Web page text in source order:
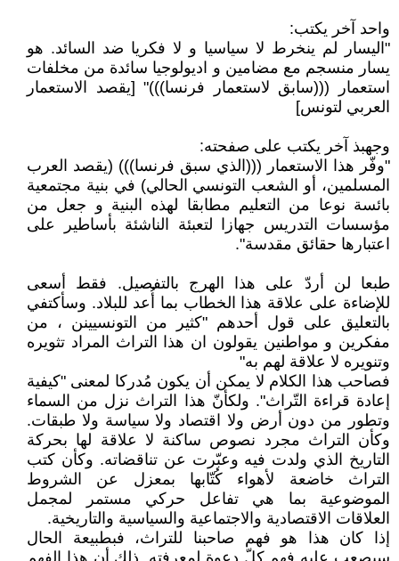
واحد آخر يكتب:
"اليسار لم ينخرط لا سياسيا و لا فكريا ضد السائد. هو
يسار منسجم مع مضامين و اديولوجيا سائدة من مخلفات
استعمار (((سابق لاستعمار فرنسا)))" [يقصد الاستعمار
العربي لتونس]
وجهبذ آخر يكتب على صفحته:
"وفّر هذا الاستعمار (((الذي سبق فرنسا))) (يقصد العرب
المسلمين، أو الشعب التونسي الحالي) في بنية مجتمعية
بائسة نوعا من التعليم مطابقا لهذه البنية و جعل من
مؤسسات التدريس جهازا لتعبئة الناشئة بأساطير على
اعتبارها حقائق مقدسة".
طبعا لن أردّ على هذا الهرج بالتفصيل. فقط أسعى
للإضاءة على علاقة هذا الخطاب بما أُعد للبلاد. وسأكتفي
بالتعليق على قول أحدهم "كثير من التونسيينن ، من
مفكرين و مواطنين يقولون ان هذا التراث المراد تثويره
وتنويره لا علاقة لهم به"
فصاحب هذا الكلام لا يمكن أن يكون مُدركا لمعنى "كيفية
إعادة قراءة التّراث". ولكأنّ هذا التراث نزل من السماء
وتطور من دون أرض ولا اقتصاد ولا سياسة ولا طبقات.
وكأن التراث مجرد نصوص ساكنة لا علاقة لها بحركة
التاريخ الذي ولدت فيه وعبّرت عن تناقضاته. وكأن كتب
التراث خاضعة لأهواء كُتّابها بمعزل عن الشروط
الموضوعية بما هي تفاعل حركي مستمر لمجمل
العلاقات الاقتصادية والاجتماعية والسياسية والتاريخية.
إذا كان هذا هو فهم صاحبنا للتراث، فبطبيعة الحال